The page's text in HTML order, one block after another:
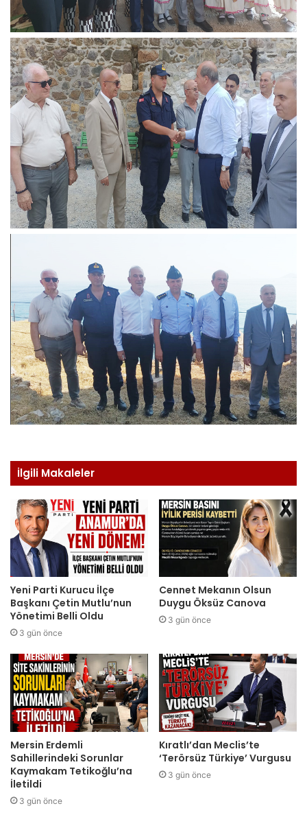
İlgili Makaleler
Yeni Parti Kurucu İlçe
Başkanı Çetin Mutlu’nun
Yönetimi Belli Oldu
3 gün önce
Cennet Mekanın Olsun
Duygu Öksüz Canova
3 gün önce
Mersin Erdemli
Sahillerindeki Sorunlar
Kaymakam Tetikoğlu’na
İletildi
3 gün önce
Kıratlı’dan Meclis’te
‘Terörsüz Türkiye’ Vurgusu
3 gün önce